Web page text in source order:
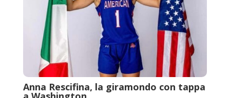
Anna Rescifina, la giramondo con tappa